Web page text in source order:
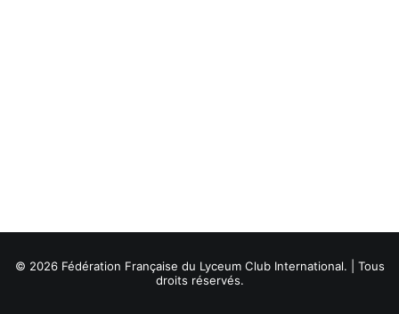
© 2026 Fédération Française du Lyceum Club International. | Tous
droits réservés.